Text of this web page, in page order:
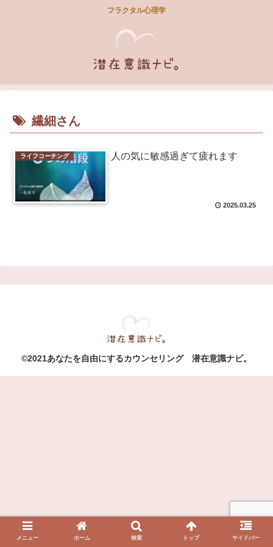
フラクタル心理学
繊細さん
ライフコーチング 人の気に敏感過ぎて疲れます
2025.03.25
©2021あなたを自由にするカウンセリング 潜在意識ナビ。
メニュー ホーム 検索 トップ サイドバー